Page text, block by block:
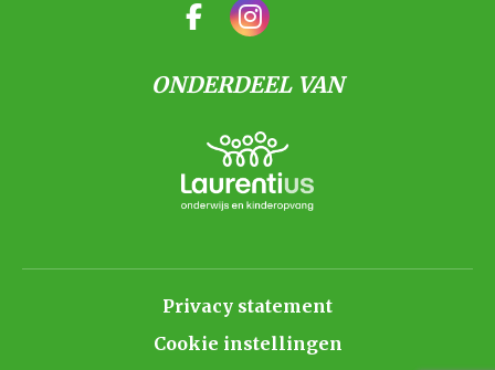
ONDERDEEL VAN
Privacy statement
Cookie instellingen